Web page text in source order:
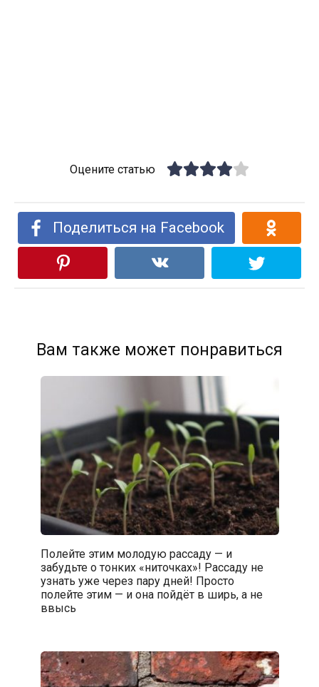
Оцените статью
Поделиться на Facebook
Вам также может понравиться
Полейте этим молодую рассаду — и
забудьте о тонких «ниточках»! Рассаду не
узнать уже через пару дней! Просто
полейте этим — и она пойдёт в ширь, а не
ввысь